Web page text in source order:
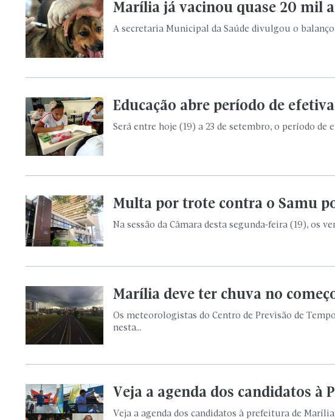
Marília já vacinou quase 20 mil
A secretaria Municipal da Saúde divulgou o
Educação abre período de
Será entre hoje (19) a 23 de setembro, o período de
Multa por trote contra o Samu
Na sessão da Câmara desta segunda-feira (19), os
Marília deve ter chuva no
Os meteorologistas do Centro de Previsão de
nesta...
Veja a agenda dos candidatos à
Veja a agenda dos candidatos à prefeitura de